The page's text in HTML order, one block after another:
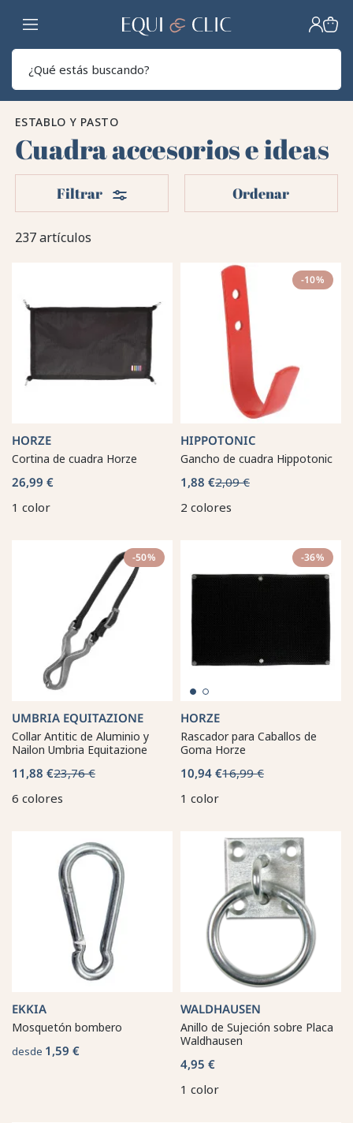
Hogar
ESTABLO Y PASTO
Cuadra accesorios e ideas
237 artículos
Filtrar Filtros Ordenar
HORZE
Cortina de cuadra Horze
26,99 €
1 color
-10%
HIPPOTONIC
Gancho de cuadra Hippotonic
1,88 €2,09 €
2 colores
-50%
UMBRIA EQUITAZIONE
Collar Antitic de Aluminio y
Nailon Umbria Equitazione
11,88 €23,76 €
6 colores
-36%
HORZE
Rascador para Caballos de
Goma Horze
10,94 €16,99 €
1 color
EKKIA
Mosquetón bombero
desde 1,59 €
WALDHAUSEN
Anillo de Sujeción sobre Placa
Waldhausen
4,95 €
1 color